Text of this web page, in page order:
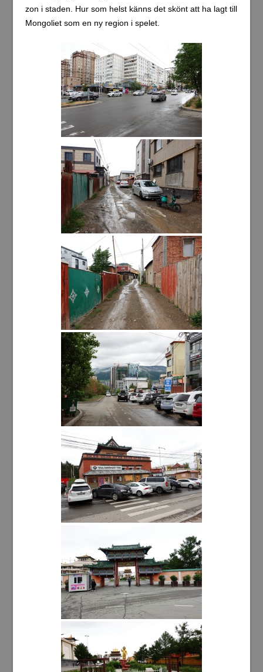
zon i staden. Hur som helst känns det skönt att ha lagt till
Mongoliet som en ny region i spelet.